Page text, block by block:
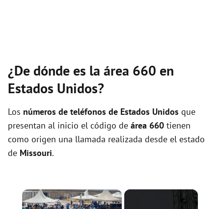
¿De dónde es la área 660 en
Estados Unidos?
Los números de teléfonos de Estados Unidos que
presentan al inicio el código de área 660 tienen
como origen una llamada realizada desde el estado
de Missouri.
×